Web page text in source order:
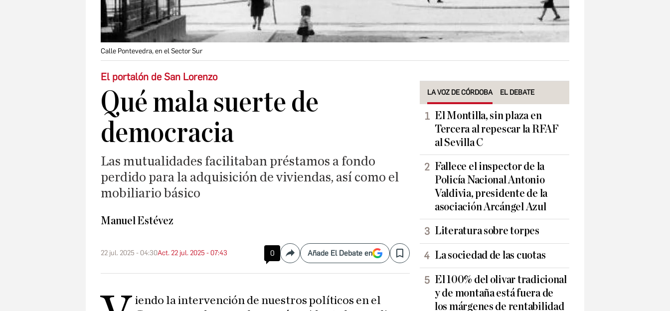
Calle Pontevedra, en el Sector Sur
El portalón de San Lorenzo
Qué mala suerte de
democracia
Las mutualidades facilitaban préstamos a fondo
perdido para la adquisición de viviendas, así como el
mobiliario básico
Manuel Estévez
22 jul. 2025 - 04:30Act. 22 jul. 2025 - 07:43 0 CompartirAñade El Debate en Save
iendo la intervención de nuestros políticos en el
LA VOZ DE CÓRDOBA EL DEBATE
El Montilla, sin plaza en
Tercera al repescar la RFAF
al Sevilla C
Fallece el inspector de la
Policía Nacional Antonio
Valdivia, presidente de la
asociación Arcángel Azul
Literatura sobre torpes
La sociedad de las cuotas
El 100% del olivar tradicional
y de montaña está fuera de
los márgenes de rentabilidad